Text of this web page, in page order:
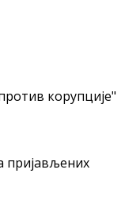
корупције"
пријављених